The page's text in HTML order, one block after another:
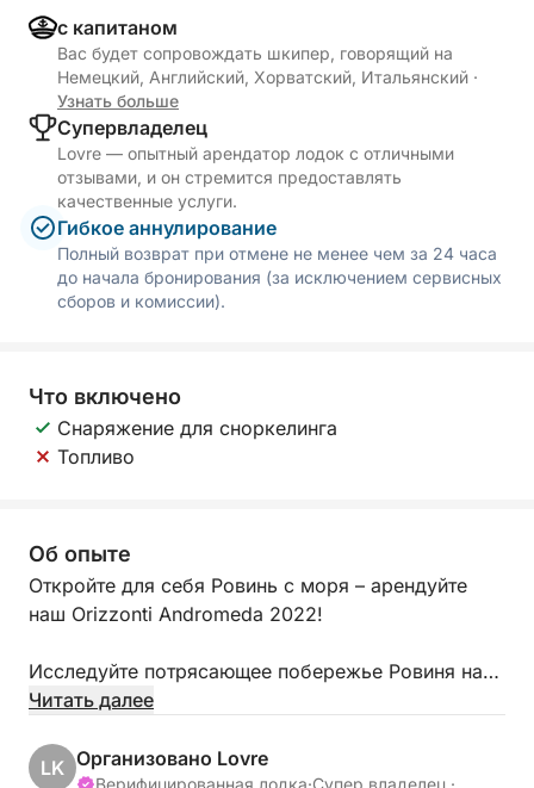
с капитаном
Вас будет сопровождать шкипер, говорящий на
Немецкий, Английский, Хорватский, Итальянский ·
Узнать больше
Cупервладелец
Lovre — опытный арендатор лодок с отличными
отзывами, и он стремится предоставлять
качественные услуги.
Гибкое аннулирование
Полный возврат при отмене не менее чем за 24 часа
до начала бронирования (за исключением сервисных
сборов и комиссии).
Что включено
Снаряжение для сноркелинга
Топливо
Об опыте
Откройте для себя Ровинь с моря – арендуйте
наш Orizzonti Andromeda 2022!
Исследуйте потрясающее побережье Ровиня на
борту нашего Orizzonti Andromeda, элегантного и
катера, оснащенного мощным двигателем
Читать далее
LK Организовано Lovre
Верифицированная лодка·Супер владелец ·